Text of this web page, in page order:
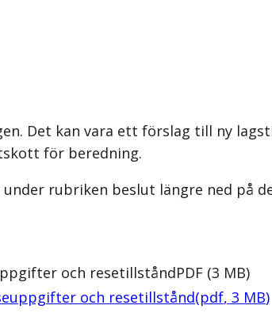
Det kan vara ett förslag till ny
för beredning.
rubriken beslut längre ned på
och resetillståndPDF (3 MB)
och resetillstånd(pdf, 3 MB)